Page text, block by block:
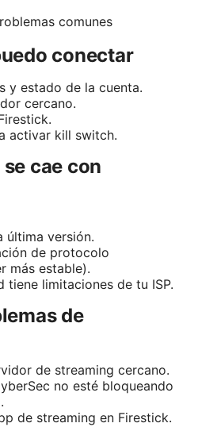
comunes
conectar
y estado de la cuenta.
cercano.
activar kill switch.
cae con
última versión.
de protocolo
más estable).
tiene limitaciones de tu ISP.
de
de streaming cercano.
no esté bloqueando
de streaming en Firestick.